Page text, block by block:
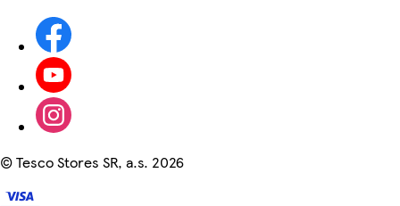
©Tesco Stores SR, a.s. 2026